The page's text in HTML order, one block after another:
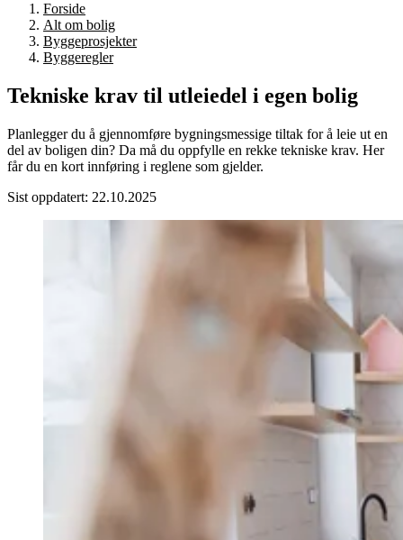
Forside
Alt om bolig
Byggeprosjekter
Byggeregler
Tekniske krav til utleiedel i egen bolig
Planlegger du å gjennomføre bygningsmessige tiltak for å leie ut en
del av boligen din? Da må du oppfylle en rekke tekniske krav. Her
får du en kort innføring i reglene som gjelder.
Sist oppdatert: 22.10.2025